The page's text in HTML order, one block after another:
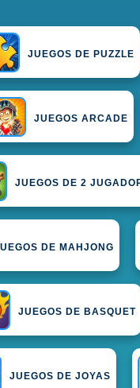
JUEGOS DE PUZZLE
JUEGOS ARCADE
JUEGOS DE 2
DE MAHJONG
JUEGOS DE BASQUET
JUEGOS DE JOYAS